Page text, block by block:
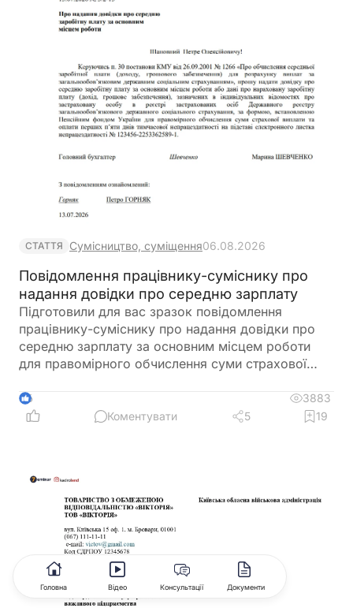
СТАТТЯ Сумісництво, суміщення06.08.2026
Повідомлення працівнику-суміснику про
надання довідки про середню зарплату
Підготовили для вас зразок повідомлення
працівнику-суміснику про надання довідки про
середню зарплату за основним місцем роботи
для правомірного обчислення суми страхової
непрацездатності
6
3883
Коментувати
5 19
Головна Відео Консультації Документи